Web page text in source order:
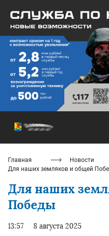
Главная
Новости
Для наших земляков и общей
Для наших
Победы
13:57 8 августа 2025